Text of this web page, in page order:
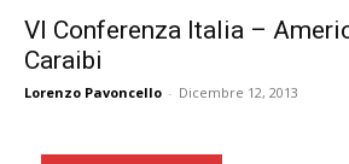
VI Conferenza Italia –
Caraibi
Lorenzo Pavoncello - Dicembre 12, 2013